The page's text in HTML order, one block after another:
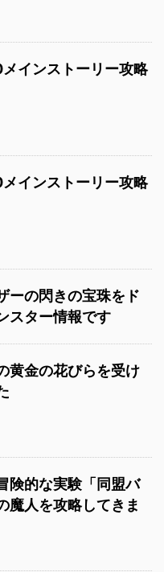
インストーリー攻略
インストーリー攻略
ーの閃きの宝珠をド
スター情報です
黄金の花びらを受け
険的な実験「同盟バ
魔人を攻略してきま